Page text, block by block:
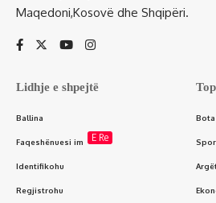
Maqedoni,Kosovë dhe Shqipëri.
Lidhje e shpejtë
Ballina
Faqeshënuesi im E Re
Identifikohu
Regjistrohu